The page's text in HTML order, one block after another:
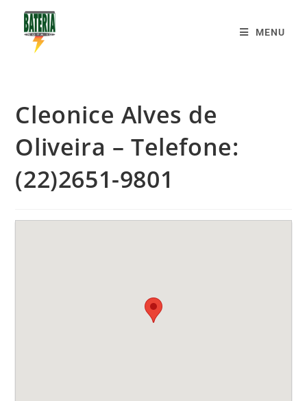
MENU
Cleonice Alves de
Oliveira – Telefone:
(22)2651-9801